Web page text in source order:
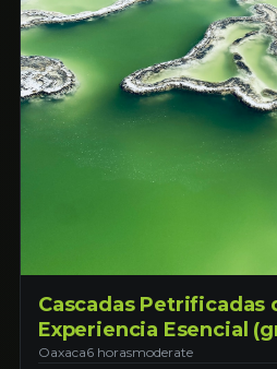
Cascadas Petrificadas
Experiencia Esencial
compartido)
Oaxaca6 horasmoderate